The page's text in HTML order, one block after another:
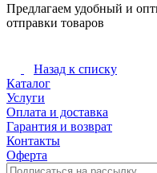
Предлагаем удобный и
отправки товаров
Назад к списку
Каталог
Услуги
Оплата и доставка
Гарантия и возврат
Контакты
Оферта